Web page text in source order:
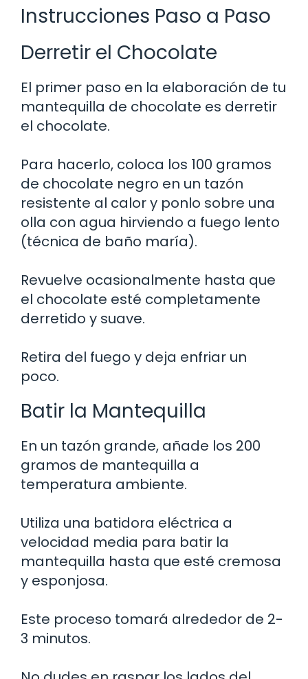
Instrucciones Paso a Paso
Derretir el Chocolate
El primer paso en la elaboración de tu
mantequilla de chocolate es derretir
el chocolate.
Para hacerlo, coloca los 100 gramos
de chocolate negro en un tazón
resistente al calor y ponlo sobre una
olla con agua hirviendo a fuego lento
(técnica de baño maría).
Revuelve ocasionalmente hasta que
el chocolate esté completamente
derretido y suave.
Retira del fuego y deja enfriar un
poco.
Batir la Mantequilla
En un tazón grande, añade los 200
gramos de mantequilla a
temperatura ambiente.
Utiliza una batidora eléctrica a
velocidad media para batir la
mantequilla hasta que esté cremosa
y esponjosa.
Este proceso tomará alrededor de 2-
3 minutos.